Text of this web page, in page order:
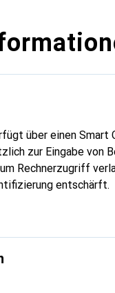
über einen Smart
zur Eingabe von
Rechnerzugriff
entschärft.